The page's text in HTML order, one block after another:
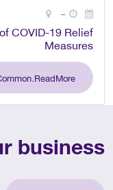
& the
Grow